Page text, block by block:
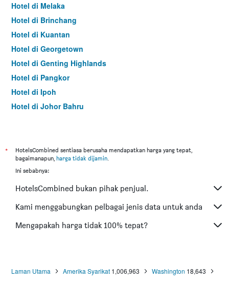
Hotel di Melaka
Hotel di Brinchang
Hotel di Kuantan
Hotel di Georgetown
Hotel di Genting Highlands
Hotel di Pangkor
Hotel di Ipoh
Hotel di Johor Bahru
Hotel di Kuching
Hotel di Tokyo
Hotel di Bangkok
Hotel di Putrajaya
Hotel di Shah Alam
*
HotelsCombined sentiasa berusaha mendapatkan harga yang tepat,
bagaimanapun, harga tidak dijamin.
Ini sebabnya:
HotelsCombined bukan pihak penjual.
Kami menggabungkan pelbagai jenis data untuk anda
Mengapakah harga tidak 100% tepat?
Laman Utama Amerika Syarikat 1,006,963 Washington 18,643